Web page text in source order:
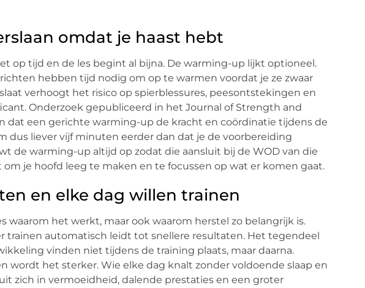
omdat je haast hebt
op tijd en de les begint al bijna. De warming-up lijkt optioneel.
hebben tijd nodig om op te warmen voordat je ze zwaar
verhoogt het risico op spierblessures, peesontstekingen en
Onderzoek gepubliceerd in het Journal of Strength and
dat een gerichte warming-up de kracht en coördinatie tijdens de
dus liever vijf minuten eerder dan dat je de voorbereiding
de warming-up altijd op zodat die aansluit bij de WOD van die
je hoofd leeg te maken en te focussen op wat er komen gaat.
en elke dag willen trainen
waarom het werkt, maar ook waarom herstel zo belangrijk is.
trainen automatisch leidt tot snellere resultaten. Het tegendeel
vinden niet tijdens de training plaats, maar daarna.
wordt het sterker. Wie elke dag knalt zonder voldoende slaap en
zich in vermoeidheid, dalende prestaties en een groter